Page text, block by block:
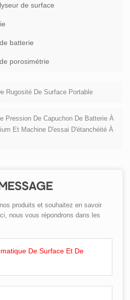
de surface
batterie
porosimétrie
Rugosité De Surface Portable
Pression De Capuchon De Batterie À
Et Machine D'essai D'étanchéité À
produits et souhaitez en savoir
nous vous répondrons dans les
De Surface Et De